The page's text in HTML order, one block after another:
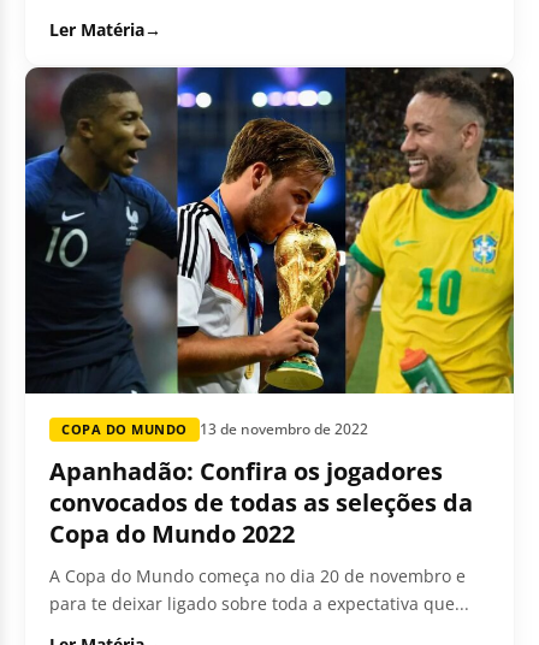
Ler Matéria→
COPA DO MUNDO 13 de novembro de 2022
Apanhadão: Confira os jogadores
convocados de todas as seleções da
Copa do Mundo 2022
A Copa do Mundo começa no dia 20 de novembro e
para te deixar ligado sobre toda a expectativa que...